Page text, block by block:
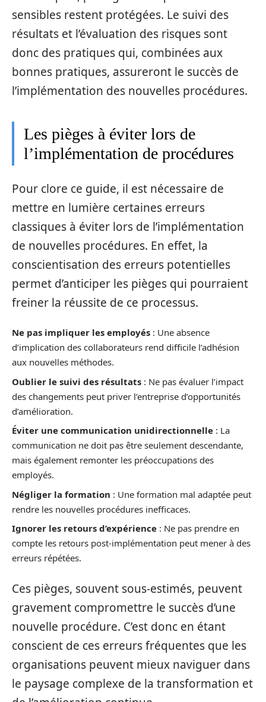
sensibles restent protégées. Le suivi des
résultats et l’évaluation des risques sont
donc des pratiques qui, combinées aux
bonnes pratiques, assureront le succès de
l’implémentation des nouvelles procédures.
Les pièges à éviter lors de
l’implémentation de procédures
Pour clore ce guide, il est nécessaire de
mettre en lumière certaines erreurs
classiques à éviter lors de l’implémentation
de nouvelles procédures. En effet, la
conscientisation des erreurs potentielles
permet d’anticiper les pièges qui pourraient
freiner la réussite de ce processus.
Ne pas impliquer les employés : Une absence
d’implication des collaborateurs rend difficile l’adhésion
aux nouvelles méthodes.
Oublier le suivi des résultats : Ne pas évaluer l’impact
des changements peut priver l’entreprise d’opportunités
d’amélioration.
Éviter une communication unidirectionnelle : La
communication ne doit pas être seulement descendante,
mais également remonter les préoccupations des
employés.
Négliger la formation : Une formation mal adaptée peut
rendre les nouvelles procédures inefficaces.
Ignorer les retours d’expérience : Ne pas prendre en
compte les retours post-implémentation peut mener à des
erreurs répétées.
Ces pièges, souvent sous-estimés, peuvent
gravement compromettre le succès d’une
nouvelle procédure. C’est donc en étant
conscient de ces erreurs fréquentes que les
organisations peuvent mieux naviguer dans
le paysage complexe de la transformation et